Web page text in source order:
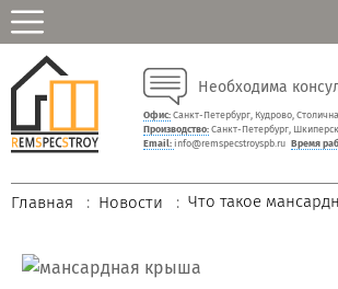
Необходима
Офис:Санкт-Петербург, Кудрово,
Производство:Санкт-Петербург,
Email: info@remspecstroyspb.ru Время
Главная Новости Что такое